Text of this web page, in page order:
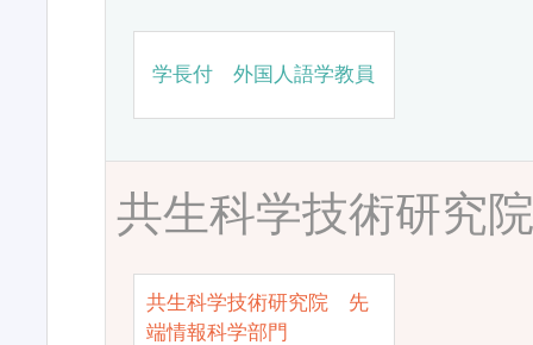
学長付 外国人語学教員
共生科学技術研究
共生科学技術研究院 先
端情報科学部門